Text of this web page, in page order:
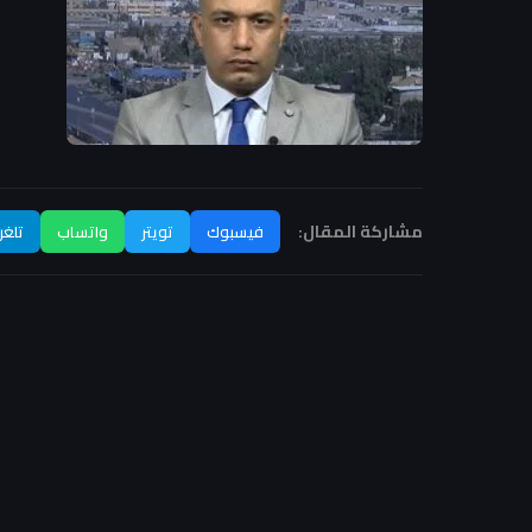
مشاركة المقال: فيسبوك تويتر واتساب